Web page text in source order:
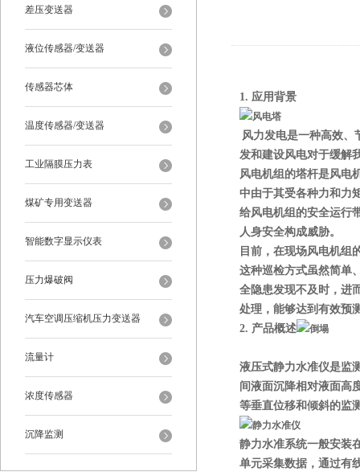
差压变送器
液位传感器/变送器
传感器芯体
温度传感器/变送器
工业隔膜压力表
煤矿专用变送器
智能数字显示仪表
压力爆破阀
汽车空调压缩机压力变送器
流量计
浓度传感器
沉降监测
1. 应用背景
风力发电是一种高效、
发和建设风电对于缓解
风电机组的塔杆是风电
中由于其受各种力和力
给风电机组的安全运行
人身安全构成威胁。
目前，在现场风电机组
这种巡检方式虽然简单
全隐患发现不及时，进
处理，能够达到有效预
2. 产品概述
液压式静力水准仪是监
间液面沉降相对液面高
等垂直位移和倾斜的监
静力水准系统一般安装
单元采集数据，通过有